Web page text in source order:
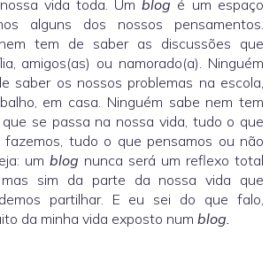
vida toda. Um blog é um espaço
alguns dos nossos pensamentos.
tem de saber as discussões que
amigos(as) ou namorado(a). Ninguém
saber os nossos problemas na escola,
em casa. Ninguém sabe nem tem
se passa na nossa vida, tudo o que
tudo o que pensamos ou não
um blog nunca será um reflexo total
sim da parte da nossa vida que
partilhar. E eu sei do que falo,
da minha vida exposto num blog.